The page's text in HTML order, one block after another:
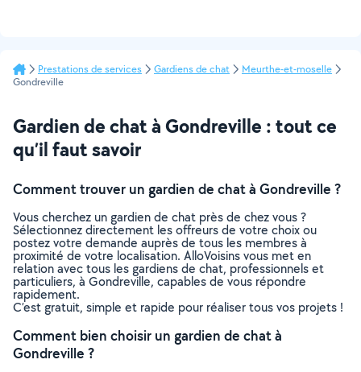
Prestations de services Gardiens de chat
Meurthe-et-moselle
Gondreville
Gardien de chat à Gondreville : tout ce
qu’il faut savoir
Comment trouver un gardien de chat à Gondreville ?
Vous cherchez un gardien de chat près de chez vous ?
Sélectionnez directement les offreurs de votre choix ou
postez votre demande auprès de tous les membres à
proximité de votre localisation. AlloVoisins vous met en
relation avec tous les gardiens de chat, professionnels et
particuliers, à Gondreville, capables de vous répondre
rapidement.
C’est gratuit, simple et rapide pour réaliser tous vos projets !
Comment bien choisir un gardien de chat à
Gondreville ?